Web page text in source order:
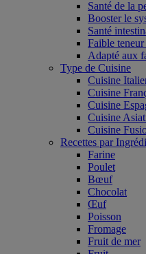
Santé de la
Booster le
Santé
Faible
Adapté aux
Type de Cuisine
Cuisine
Cuisine
Cuisine
Cuisine
Cuisine
Recettes par
Farine
Poulet
Bœuf
Chocolat
Œuf
Poisson
Fromage
Fruit de mer